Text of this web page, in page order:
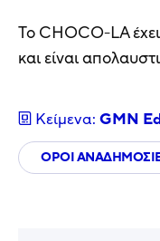
Το CHOCO-LA
και είναι
Κείμενα: GMN
ΟΡΟΙ